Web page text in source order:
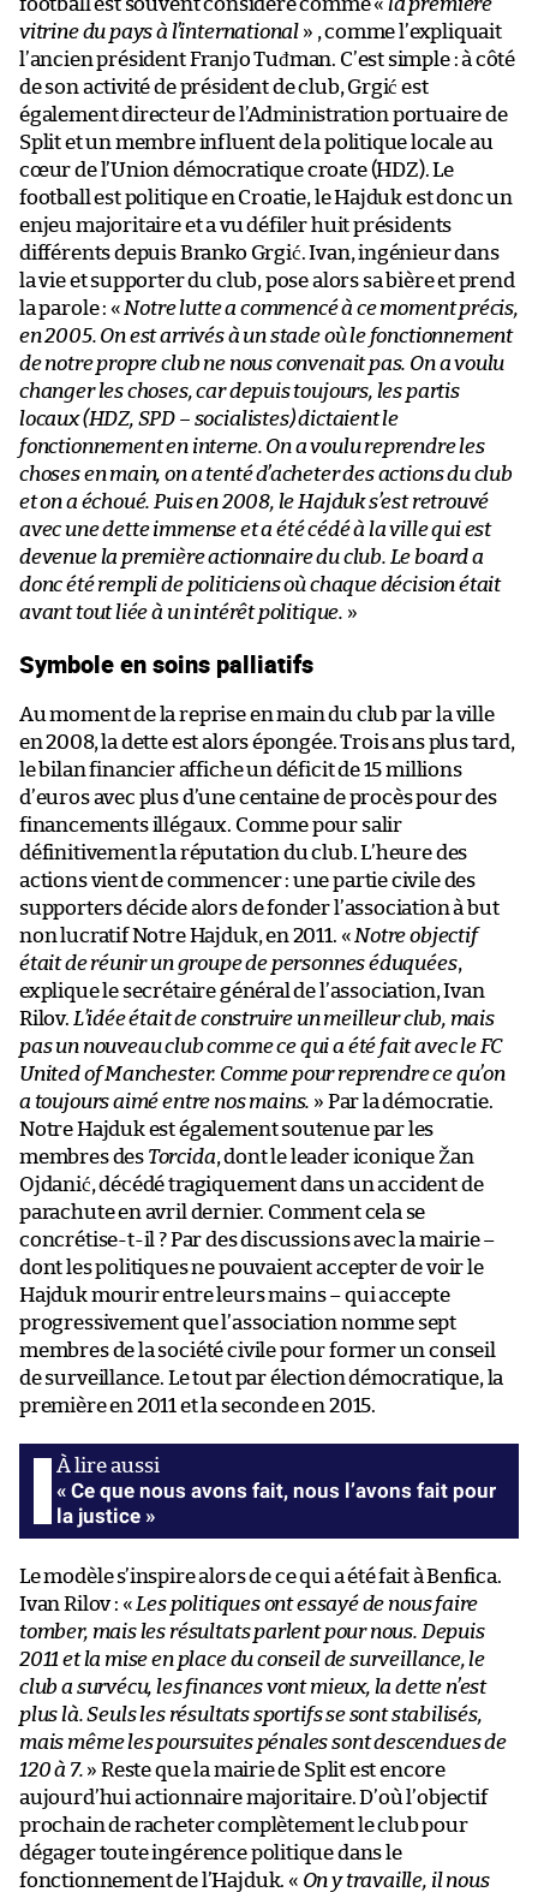
vitrine du pays à l’international » , comme l’expliquait
l’ancien président Franjo Tuđman. C’est simple : à côté
de son activité de président de club, Grgić est
également directeur de l’Administration portuaire de
Split et un membre influent de la politique locale au
cœur de l’Union démocratique croate (HDZ). Le
football est politique en Croatie, le Hajduk est donc un
enjeu majoritaire et a vu défiler huit présidents
différents depuis Branko Grgić. Ivan, ingénieur dans
la vie et supporter du club, pose alors sa bière et prend
la parole : « Notre lutte a commencé à ce moment précis,
en 2005. On est arrivés à un stade où le fonctionnement
de notre propre club ne nous convenait pas. On a voulu
changer les choses, car depuis toujours, les partis
locaux (HDZ, SPD – socialistes) dictaient le
fonctionnement en interne. On a voulu reprendre les
choses en main, on a tenté d’acheter des actions du club
et on a échoué. Puis en 2008, le Hajduk s’est retrouvé
avec une dette immense et a été cédé à la ville qui est
devenue la première actionnaire du club. Le board a
donc été rempli de politiciens où chaque décision était
avant tout liée à un intérêt politique. »
Symbole en soins palliatifs
Au moment de la reprise en main du club par la ville
en 2008, la dette est alors épongée. Trois ans plus tard,
le bilan financier affiche un déficit de 15 millions
d’euros avec plus d’une centaine de procès pour des
financements illégaux. Comme pour salir
définitivement la réputation du club. L’heure des
actions vient de commencer : une partie civile des
supporters décide alors de fonder l’association à but
non lucratif Notre Hajduk, en 2011. « Notre objectif
était de réunir un groupe de personnes éduquées,
explique le secrétaire général de l’association, Ivan
Rilov. L’idée était de construire un meilleur club, mais
pas un nouveau club comme ce qui a été fait avec le FC
United of Manchester. Comme pour reprendre ce qu’on
a toujours aimé entre nos mains. » Par la démocratie.
Notre Hajduk est également soutenue par les
membres des Torcida, dont le leader iconique Žan
Ojdanić, décédé tragiquement dans un accident de
parachute en avril dernier. Comment cela se
concrétise-t-il ? Par des discussions avec la mairie –
dont les politiques ne pouvaient accepter de voir le
Hajduk mourir entre leurs mains – qui accepte
progressivement que l’association nomme sept
membres de la société civile pour former un conseil
de surveillance. Le tout par élection démocratique, la
première en 2011 et la seconde en 2015.
« Ce que nous avons fait, nous l’avons fait pour
la justice »
Le modèle s’inspire alors de ce qui a été fait à Benfica.
Ivan Rilov : « Les politiques ont essayé de nous faire
tomber, mais les résultats parlent pour nous. Depuis
2011 et la mise en place du conseil de surveillance, le
club a survécu, les finances vont mieux, la dette n’est
plus là. Seuls les résultats sportifs se sont stabilisés,
mais même les poursuites pénales sont descendues de
120 à 7. » Reste que la mairie de Split est encore
aujourd’hui actionnaire majoritaire. D’où l’objectif
prochain de racheter complètement le club pour
dégager toute ingérence politique dans le
fonctionnement de l’Hajduk. « On y travaille, il nous